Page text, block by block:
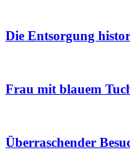
Die Entsorgung
Frau mit blauem
Überraschender